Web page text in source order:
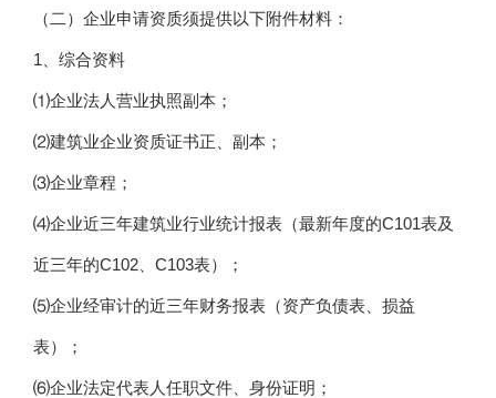
（二）企业申请资质须提供以下附件材料：
1、综合资料
⑴企业法人营业执照副本；
⑵建筑业企业资质证书正、副本；
⑶企业章程；
⑷企业近三年建筑业行业统计报表（最新年度的C101表及
近三年的C102、C103表）；
⑸企业经审计的近三年财务报表（资产负债表、损益
表）；
⑹企业法定代表人任职文件、身份证明；